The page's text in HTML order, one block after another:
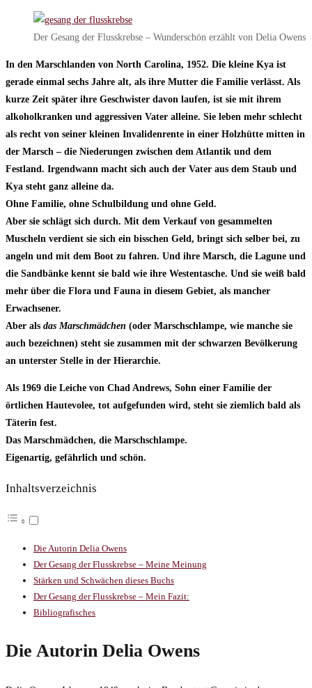
Der Gesang der Flusskrebse – Wunderschön erzählt von Delia Owens
In den Marschlanden von North Carolina, 1952. Die kleine Kya ist
gerade einmal sechs Jahre alt, als ihre Mutter die Familie verlässt. Als
kurze Zeit später ihre Geschwister davon laufen, ist sie mit ihrem
alkoholkranken und aggressiven Vater alleine. Sie leben mehr schlecht
als recht von seiner kleinen Invalidenrente in einer Holzhütte mitten in
der Marsch – die Niederungen zwischen dem Atlantik und dem
Festland. Irgendwann macht sich auch der Vater aus dem Staub und
Kya steht ganz alleine da.
Ohne Familie, ohne Schulbildung und ohne Geld.
Aber sie schlägt sich durch. Mit dem Verkauf von gesammelten
Muscheln verdient sie sich ein bisschen Geld, bringt sich selber bei, zu
angeln und mit dem Boot zu fahren. Und ihre Marsch, die Lagune und
die Sandbänke kennt sie bald wie ihre Westentasche. Und sie weiß bald
mehr über die Flora und Fauna in diesem Gebiet, als mancher
Erwachsener.
Aber als das Marschmädchen (oder Marschschlampe, wie manche sie
auch bezeichnen) steht sie zusammen mit der schwarzen Bevölkerung
an unterster Stelle in der Hierarchie.
Als 1969 die Leiche von Chad Andrews, Sohn einer Familie der
örtlichen Hautevolee, tot aufgefunden wird, steht sie ziemlich bald als
Täterin fest.
Das Marschmädchen, die Marschschlampe.
Eigenartig, gefährlich und schön.
Inhaltsverzeichnis
Die Autorin Delia Owens
Der Gesang der Flusskrebse – Meine Meinung
Stärken und Schwächen dieses Buchs
Der Gesang der Flusskrebse – Mein Fazit:
Bibliografisches
Die Autorin Delia Owens